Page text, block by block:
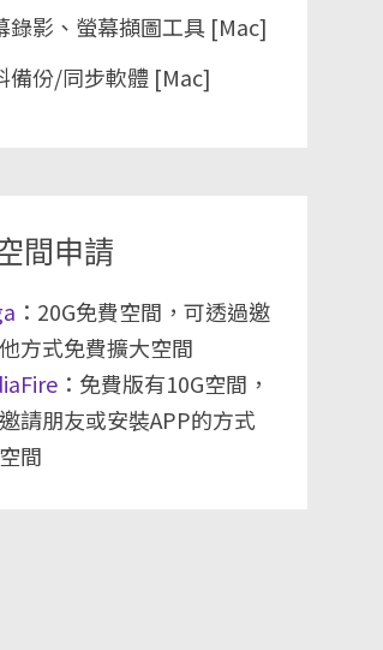
錄影、螢幕擷圖工具 [Mac]
備份/同步軟體 [Mac]
間申請
：20G免費空間，可透過邀
方式免費擴大空間
：免費版有10G空間，
請朋友或安裝APP的方式
間